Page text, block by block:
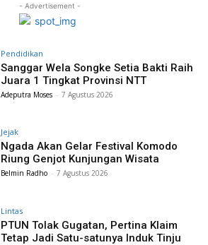
- Advertisement -
Pendidikan
Sanggar Wela Songke Setia Bakti Raih
Juara 1 Tingkat Provinsi NTT
Adeputra Moses - 7 Agustus 2026
Jejak
Ngada Akan Gelar Festival Komodo
Riung Genjot Kunjungan Wisata
Belmin Radho - 7 Agustus 2026
Lintas
PTUN Tolak Gugatan, Pertina Klaim
Tetap Jadi Satu-satunya Induk Tinju